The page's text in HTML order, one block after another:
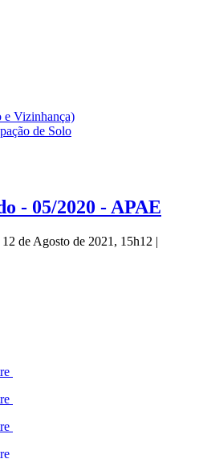
e Vizinhança)
de Solo
- 05/2020 - APAE
de Agosto de 2021, 15h12 |